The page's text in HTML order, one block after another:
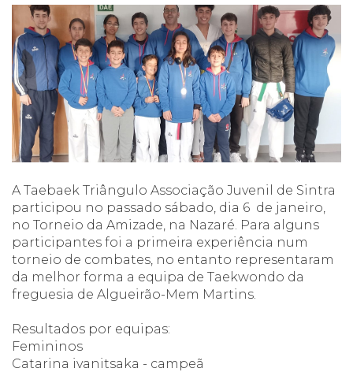
A Taebaek Triângulo Associação Juvenil de Sintra
participou no passado sábado, dia 6 de janeiro,
no Torneio da Amizade, na Nazaré. Para alguns
participantes foi a primeira experiência num
torneio de combates, no entanto representaram
da melhor forma a equipa de Taekwondo da
freguesia de Algueirão-Mem Martins.
Resultados por equipas:
Femininos
Catarina ivanitsaka - campeã